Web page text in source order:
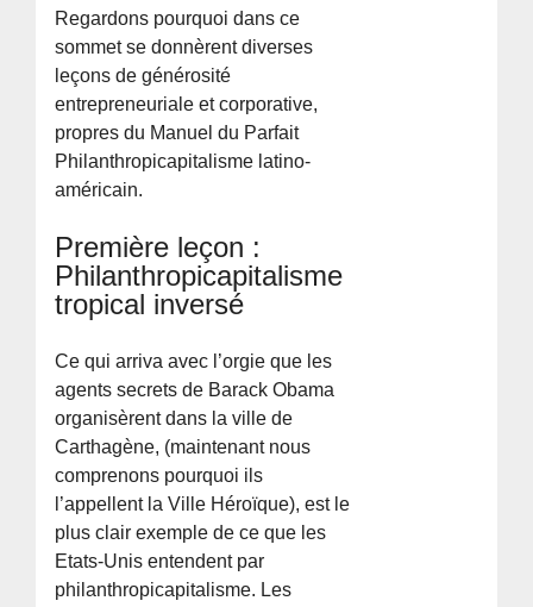
Regardons pourquoi dans ce
sommet se donnèrent diverses
leçons de générosité
entrepreneuriale et corporative,
propres du Manuel du Parfait
Philanthropicapitalisme latino-
américain.
Première leçon :
Philanthropicapitalisme
tropical inversé
Ce qui arriva avec l’orgie que les
agents secrets de Barack Obama
organisèrent dans la ville de
Carthagène, (maintenant nous
comprenons pourquoi ils
l’appellent la Ville Héroïque), est le
plus clair exemple de ce que les
Etats-Unis entendent par
philanthropicapitalisme. Les